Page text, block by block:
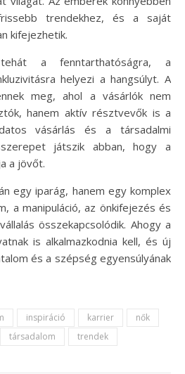
trendekhez, és a saját
kifejezhetik.
a fenntarthatóságra, a
helyezi a hangsúlyt. A
meg, ahol a vásárlók nem
hanem aktív résztvevők is a
vásárlás és a társadalmi
játszik abban, hogy a
a jövőt.
egy iparág, hanem egy komplex
a manipuláció, az önkifejezés és
összekapcsolódik. Ahogy a
is alkalmazkodnia kell, és új
és a szépség egyensúlyának
inspiráció karrier
nők
társadalom trendek